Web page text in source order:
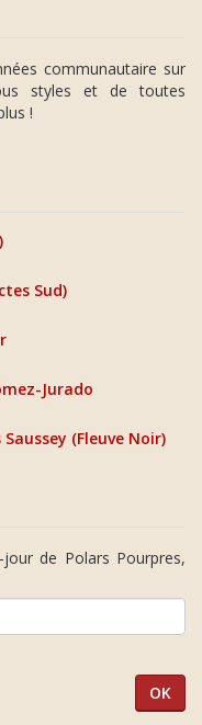
communautaire sur
styles et de toutes
!
Sud)
Jurado
(Fleuve Noir)
de Polars Pourpres,